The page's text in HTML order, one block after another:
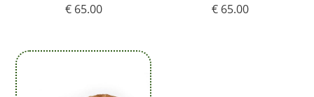
€65.00
€ 65.00